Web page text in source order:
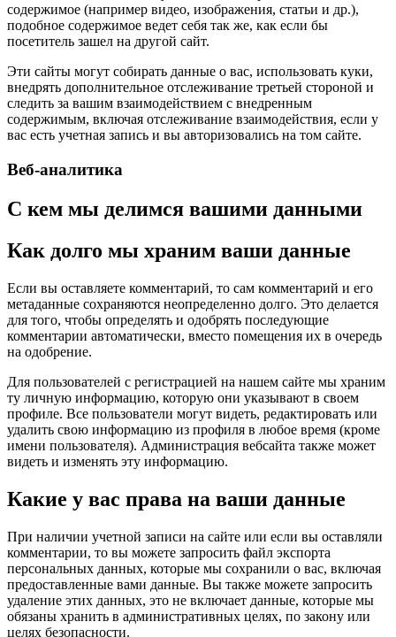
содержимое (например видео, изображения, статьи и др.),
подобное содержимое ведет себя так же, как если бы
посетитель зашел на другой сайт.
Эти сайты могут собирать данные о вас, использовать куки,
внедрять дополнительное отслеживание третьей стороной и
следить за вашим взаимодействием с внедренным
содержимым, включая отслеживание взаимодействия, если у
вас есть учетная запись и вы авторизовались на том сайте.
Веб-аналитика
С кем мы делимся вашими данными
Как долго мы храним ваши данные
Если вы оставляете комментарий, то сам комментарий и его
метаданные сохраняются неопределенно долго. Это делается
для того, чтобы определять и одобрять последующие
комментарии автоматически, вместо помещения их в очередь
на одобрение.
Для пользователей с регистрацией на нашем сайте мы храним
ту личную информацию, которую они указывают в своем
профиле. Все пользователи могут видеть, редактировать или
удалить свою информацию из профиля в любое время (кроме
имени пользователя). Администрация вебсайта также может
видеть и изменять эту информацию.
Какие у вас права на ваши данные
При наличии учетной записи на сайте или если вы оставляли
комментарии, то вы можете запросить файл экспорта
персональных данных, которые мы сохранили о вас, включая
предоставленные вами данные. Вы также можете запросить
удаление этих данных, это не включает данные, которые мы
обязаны хранить в административных целях, по закону или
целях безопасности.